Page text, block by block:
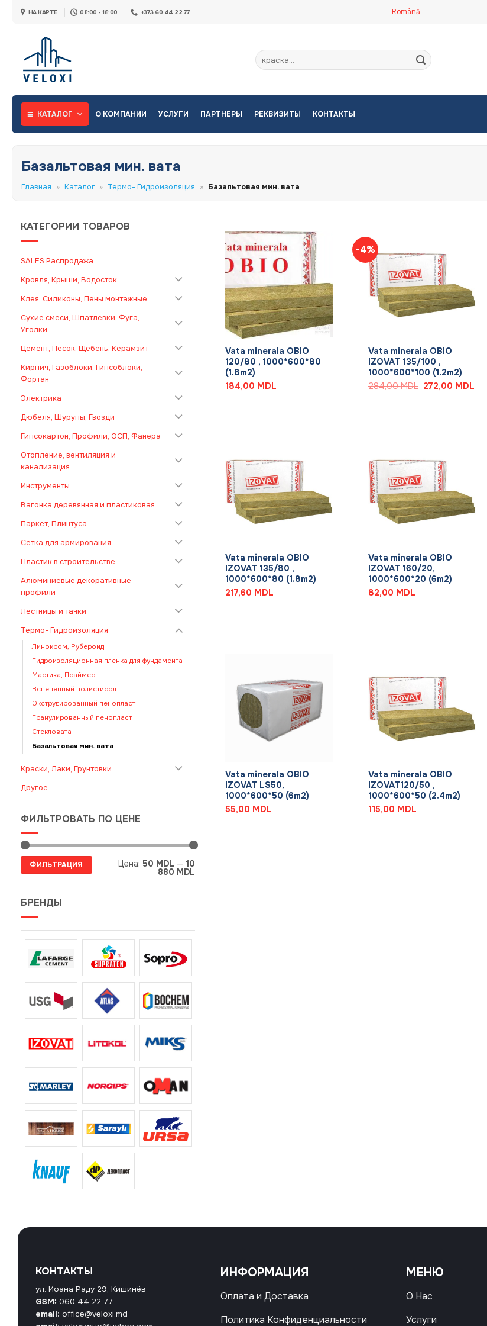
НА КАРТЕ 08:00 - 18:00 +373 60 44 22 77 Română
Искать:
КАТАЛОГ О КОМПАНИИ УСЛУГИ ПАРТНЕРЫ РЕКВИЗИТЫ КОНТАКТЫ
Базальтовая мин. вата
Главная » Каталог » Термо- Гидроизоляция » Базальтовая мин. вата
КАТЕГОРИИ ТОВАРОВ
SALES Распродажа
Кровля, Крыши, Водосток
Клея, Силиконы, Пены монтажные
Сухие смеси, Шпатлевки, Фуга,
Уголки
Цемент, Песок, Щебень, Керамзит
Кирпич, Газоблоки, Гипсоблоки,
Фортан
Электрика
Дюбеля, Шурупы, Гвозди
Гипсокартон, Профили, ОСП, Фанера
Отопление, вентиляция и
канализация
Инструменты
Вагонка деревянная и пластиковая
Паркет, Плинтуса
Сетка для армирования
Пластик в строительстве
Алюминиевые декоративные
профили
Лестницы и тачки
Термо- Гидроизоляция
Линокром, Рубероид
Гидроизоляционная пленка для фундамента
Мастика, Праймер
Вспененный полистирол
Экструдированный пенопласт
Гранулированный пенопласт
Стекловата
Базальтовая мин. вата
Краски, Лаки, Грунтовки
Другое
ФИЛЬТРОВАТЬ ПО ЦЕНЕ
Минимальная
цена
Максимальная
цена
ФИЛЬТРАЦИЯ Цена: 50 MDL — 10
880 MDL
БРЕНДЫ
+
Vata minerala OBIO
120/80 , 1000*600*80
(1.8m2)
184,00 MDL
-4%
Vata minerala OBIO
IZOVAT 135/100 ,
1000*600*100 (1.2m2)
284,00MDL Первоначальная
цена
272,00 MDL
Vata minerala OBIO
IZOVAT 135/80 ,
1000*600*80 (1.8m2)
217,60 MDL
Vata minerala OBIO
IZOVAT 160/20,
1000*600*20 (6m2)
82,00 MDL
Vata minerala OBIO
IZOVAT LS50,
1000*600*50 (6m2)
55,00 MDL
Vata minerala OBIO
IZOVAT120/50 ,
1000*600*50 (2.4m2)
115,00 MDL
КОНТАКТЫ
ул. Иоана Раду 29, Кишинёв
GSM: 060 44 22 77
email: office@veloxi.md
ИНФОРМАЦИЯ
Оплата и Доставка
Политика Конфиденциальности
МЕНЮ
О Нас
Услуги